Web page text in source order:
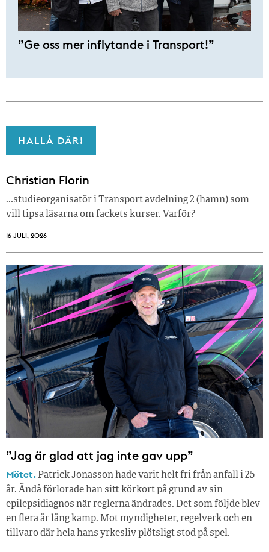
”Ge oss mer inflytande i Transport!”
HALLÅ DÄR!
Christian Florin
…studieorganisatör i Transport avdelning 2 (hamn) som
vill tipsa läsarna om fackets kurser. Varför?
16 JULI, 2026
”Jag är glad att jag inte gav upp”
Mötet. Patrick Jonasson hade varit helt fri från anfall i 25
år. Ändå förlorade han sitt körkort på grund av sin
epilepsidiagnos när reglerna ändrades. Det som följde blev
en flera år lång kamp. Mot myndigheter, regelverk och en
tillvaro där hela hans yrkesliv plötsligt stod på spel.